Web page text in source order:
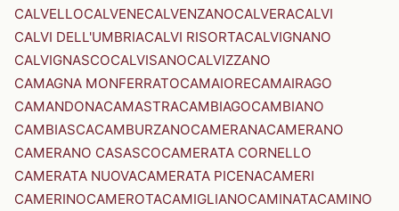
CALVELLOCALVENECALVENZANOCALVERACALVI
CALVI DELL'UMBRIACALVI RISORTACALVIGNANO
CALVIGNASCOCALVISANOCALVIZZANO
CAMAGNA MONFERRATOCAMAIORECAMAIRAGO
CAMANDONACAMASTRACAMBIAGOCAMBIANO
CAMBIASCACAMBURZANOCAMERANACAMERANO
CAMERANO CASASCOCAMERATA CORNELLO
CAMERATA NUOVACAMERATA PICENACAMERI
CAMERINOCAMEROTACAMIGLIANOCAMINATACAMINO